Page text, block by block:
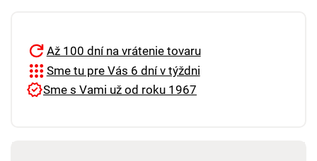
Až 100 dní na vrátenie tovaru
Sme tu pre Vás 6 dní v týždni
Sme s Vami už od roku 1967